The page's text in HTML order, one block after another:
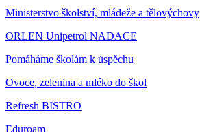
Ministerstvo školství, mládeže a tělovýchovy
ORLEN Unipetrol NADACE
Pomáháme školám k úspěchu
Ovoce, zelenina a mléko do škol
Refresh BISTRO
Eduroam